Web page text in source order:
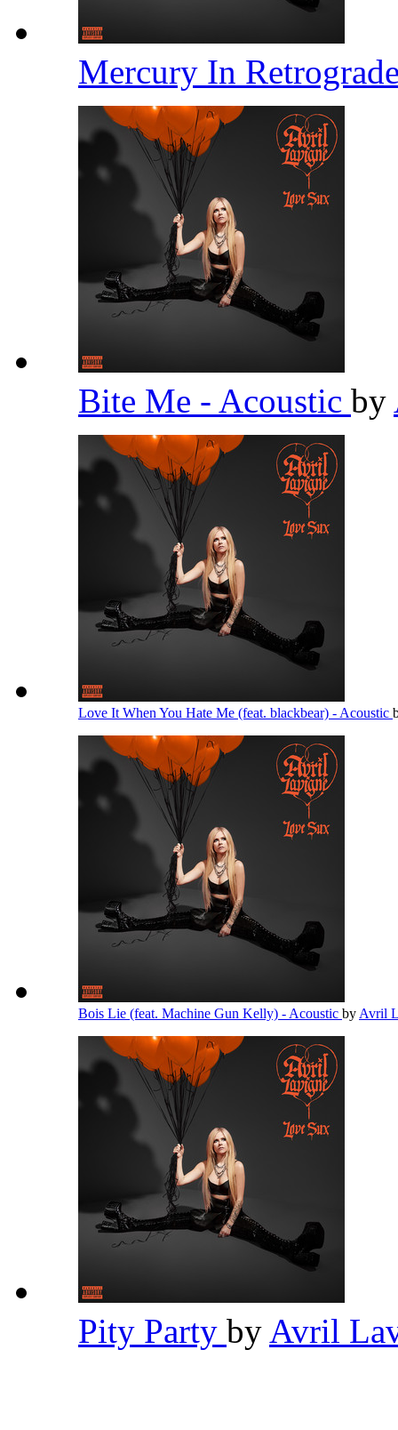
Mercury In
Bite Me - Acoustic by
Love It When You Hate Me (feat. blackbear) - Acoustic
Bois Lie (feat. Machine Gun Kelly) - Acoustic by Avril
Pity Party by Avril